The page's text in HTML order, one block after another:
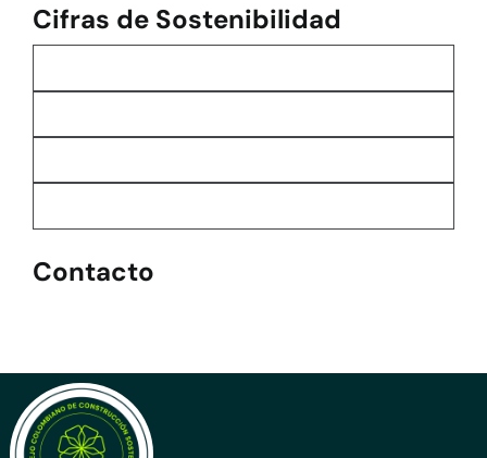
Cifras de Sostenibilidad
Contacto